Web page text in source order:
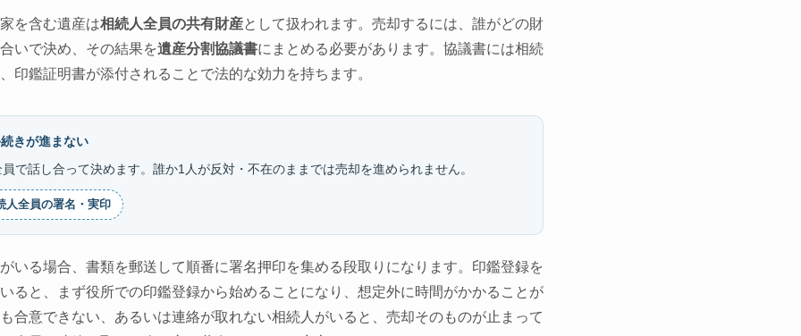
を含む遺産は相続人全員の共有財産として扱われます。売却するには、誰がどの財
いで決め、その結果を遺産分割協議書にまとめる必要があります。協議書には相続
印鑑証明書が添付されることで法的な効力を持ちます。
きが進まない
で話し合って決めます。誰か1人が反対・不在のままでは売却を進められません。
人全員の署名・実印
いる場合、書類を郵送して順番に署名押印を集める段取りになります。印鑑登録を
ると、まず役所での印鑑登録から始めることになり、想定外に時間がかかることが
合意できない、あるいは連絡が取れない相続人がいると、売却そのものが止まって